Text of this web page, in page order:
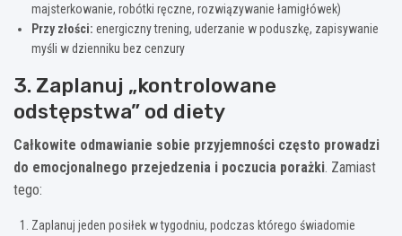
majsterkowanie, robótki ręczne, rozwiązywanie łamigłówek)
Przy złości: energiczny trening, uderzanie w poduszkę, zapisywanie
myśli w dzienniku bez cenzury
3. Zaplanuj „kontrolowane
odstępstwa” od diety
Całkowite odmawianie sobie przyjemności często prowadzi
do emocjonalnego przejedzenia i poczucia porażki. Zamiast
tego:
Zaplanuj jeden posiłek w tygodniu, podczas którego świadomie